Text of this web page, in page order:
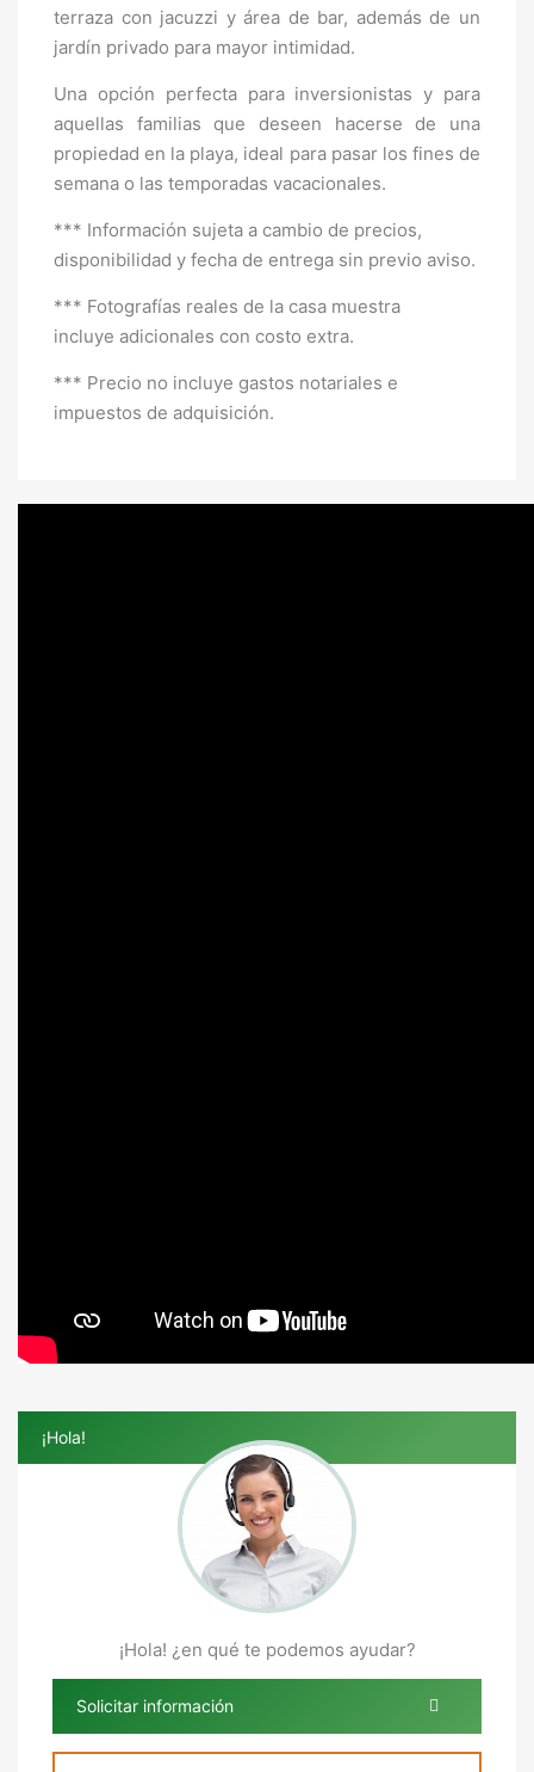
terraza con jacuzzi y área de bar, además de un
jardín privado para mayor intimidad.
Una opción perfecta para inversionistas y para
aquellas familias que deseen hacerse de una
propiedad en la playa, ideal para pasar los fines de
semana o las temporadas vacacionales.
*** Información sujeta a cambio de precios,
disponibilidad y fecha de entrega sin previo aviso.
*** Fotografías reales de la casa muestra
incluye adicionales con costo extra.
*** Precio no incluye gastos notariales e
impuestos de adquisición.
¡Hola!
¡Hola! ¿en qué te podemos ayudar?
Solicitar información